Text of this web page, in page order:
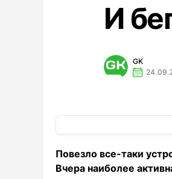
И
GK
Повезло все-таки
Вчера наиболее